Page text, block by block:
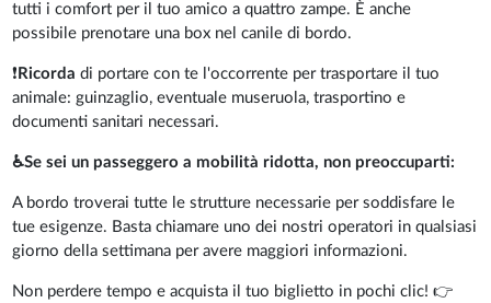
tutti i comfort per il tuo amico a quattro zampe. È anche
possibile prenotare una box nel canile di bordo.
❗ Ricorda di portare con te l'occorrente per trasportare il tuo
animale: guinzaglio, eventuale museruola, trasportino e
documenti sanitari necessari.
♿Se sei un passeggero a mobilità ridotta, non preoccuparti:
A bordo troverai tutte le strutture necessarie per soddisfare le
tue esigenze. Basta chiamare uno dei nostri operatori in qualsiasi
giorno della settimana per avere maggiori informazioni.
Non perdere tempo e acquista il tuo biglietto in pochi clic! 👉